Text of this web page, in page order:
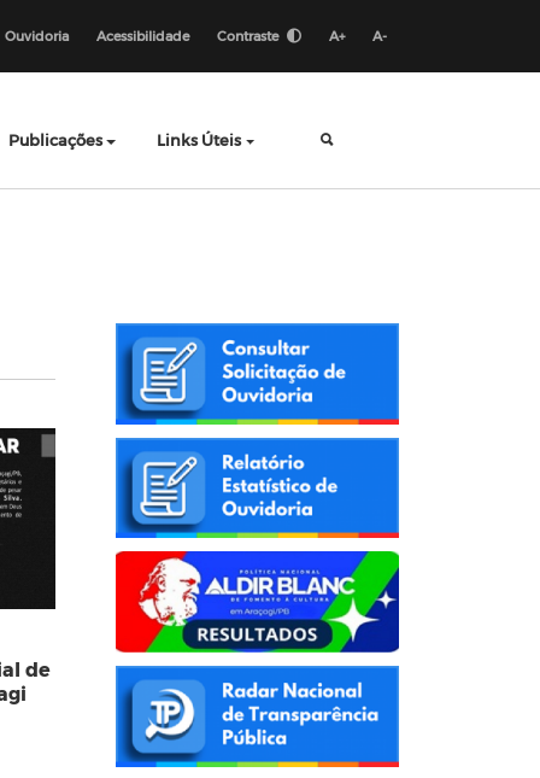
Ouvidoria Acessibilidade Contraste A+ A-
Publicações Links Úteis
de